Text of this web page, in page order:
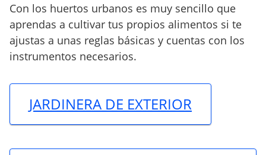
Con los huertos urbanos es muy sencillo que
aprendas a cultivar tus propios alimentos si te
ajustas a unas reglas básicas y cuentas con los
instrumentos necesarios.
JARDINERA DE EXTERIOR